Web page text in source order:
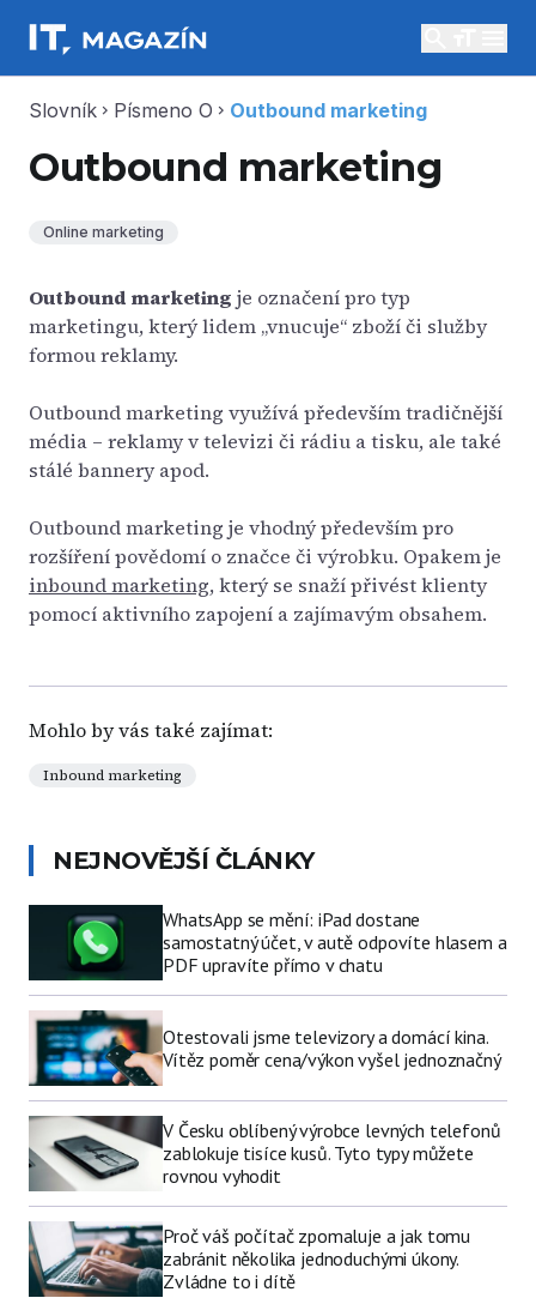
Slovník chevron_right Písmeno O chevron_right Outbound marketing
Outbound marketing
Online marketing
Outbound marketing je označení pro typ
marketingu, který lidem „vnucuje“ zboží či služby
formou reklamy.
Outbound marketing využívá především tradičnější
média – reklamy v televizi či rádiu a tisku, ale také
stálé bannery apod.
Outbound marketing je vhodný především pro
rozšíření povědomí o značce či výrobku. Opakem je
inbound marketing, který se snaží přivést klienty
pomocí aktivního zapojení a zajímavým obsahem.
Mohlo by vás také zajímat:
Inbound marketing
NEJNOVĚJŠÍ ČLÁNKY
WhatsApp se mění: iPad dostane
samostatný účet, v autě odpovíte hlasem a
PDF upravíte přímo v chatu
Otestovali jsme televizory a domácí kina.
Vítěz poměr cena/výkon vyšel jednoznačný
V Česku oblíbený výrobce levných telefonů
zablokuje tisíce kusů. Tyto typy můžete
rovnou vyhodit
Proč váš počítač zpomaluje a jak tomu
zabránit několika jednoduchými úkony.
Zvládne to i dítě